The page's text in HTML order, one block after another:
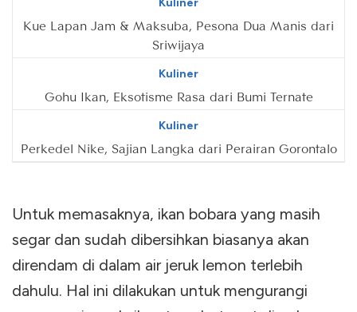
Kuliner
Kue Lapan Jam & Maksuba, Pesona Dua Manis dari
Sriwijaya
Kuliner
Gohu Ikan, Eksotisme Rasa dari Bumi Ternate
Kuliner
Perkedel Nike, Sajian Langka dari Perairan Gorontalo
Untuk memasaknya, ikan bobara yang masih
segar dan sudah dibersihkan biasanya akan
direndam di dalam air jeruk lemon terlebih
dahulu. Hal ini dilakukan untuk mengurangi